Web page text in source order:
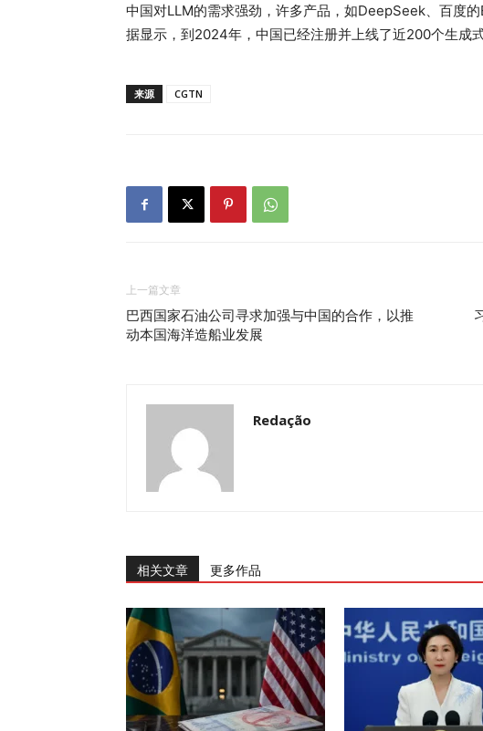
中国对LLM的需求强劲，许多产品，如DeepSeek、百度
据显示，到2024年，中国已经注册并上线了近200个生成
来源 CGTN
上一篇文章
巴西国家石油公司寻求加强与中国的合作，以推
动本国海洋造船业发展
Redação
相关文章 更多作品